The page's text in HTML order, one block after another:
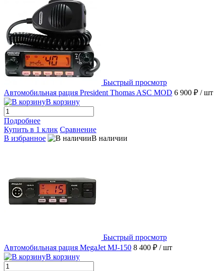
Быстрый просмотр
Автомобильная рация President Thomas ASC MOD 6 900 ₽ / шт
В корзину
Подробнее
Купить в 1 клик Сравнение
В избранное
В наличии
Быстрый просмотр
Автомобильная рация MegaJet MJ-150 8 400 ₽ / шт
В корзину